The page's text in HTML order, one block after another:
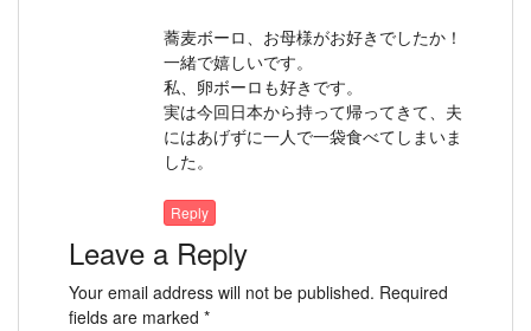
蕎麦ボーロ、お母様がお好きでしたか！
一緒で嬉しいです。
私、卵ボーロも好きです。
実は今回日本から持って帰ってきて、夫
にはあげずに一人で一袋食べてしまいま
した。
Reply
Leave a Reply
Your email address will not be published. Required
fields are marked *